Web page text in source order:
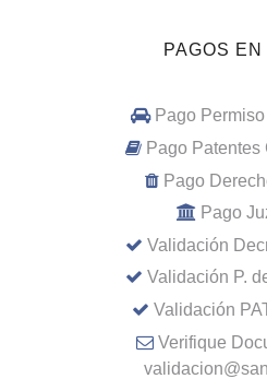
PAGOS
Pago
Pago
Pago
Pago
Validación
Validación P.
Validación
Verifique